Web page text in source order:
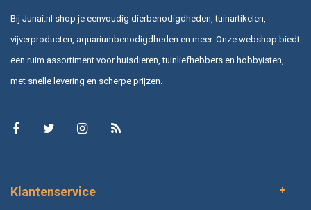
Bij Junai.nl shop je eenvoudig dierbenodigdheden, tuinartikelen,
vijverproducten, aquariumbenodigdheden en meer. Onze webshop biedt
een ruim assortiment voor huisdieren, tuinliefhebbers en hobbyisten,
met snelle levering en scherpe prijzen.
Klantenservice